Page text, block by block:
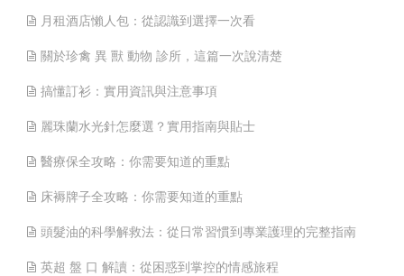
月租酒店懶人包：從認識到選擇一次看
關於珍禽 異 獸 動物 診所，這篇一次說清楚
搞懂訂衫：實用資訊與注意事項
麗珠蘭水光針怎麼選？實用指南與貼士
醫療保全攻略：你需要知道的重點
床褥牌子全攻略：你需要知道的重點
頭髮油的科學解救法：從日常習慣到專業護理的完整指南
英超 盤 口 解讀：從困惑到掌控的情感旅程